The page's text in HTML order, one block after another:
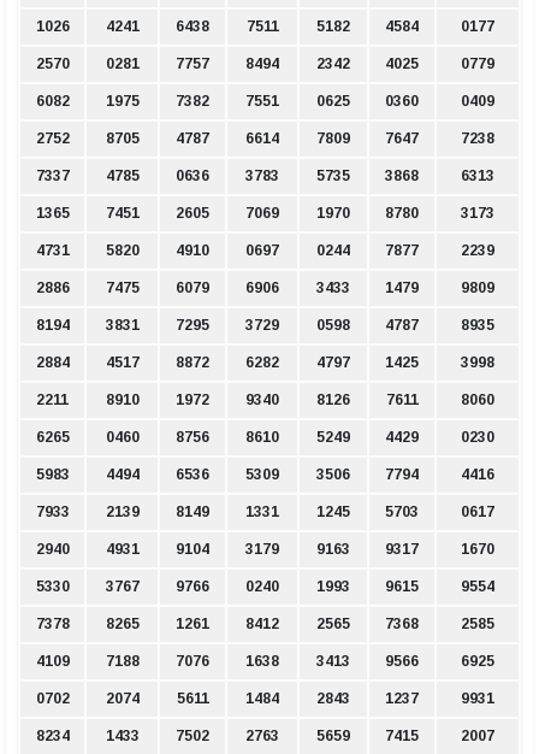
1026 4241 6438 7511 5182 4584 0177
2570 0281 7757 8494 2342 4025 0779
6082 1975 7382 7551 0625 0360 0409
2752 8705 4787 6614 7809 7647 7238
7337 4785 0636 3783 5735 3868 6313
1365 7451 2605 7069 1970 8780 3173
4731 5820 4910 0697 0244 7877 2239
2886 7475 6079 6906 3433 1479 9809
8194 3831 7295 3729 0598 4787 8935
2884 4517 8872 6282 4797 1425 3998
2211 8910 1972 9340 8126 7611 8060
6265 0460 8756 8610 5249 4429 0230
5983 4494 6536 5309 3506 7794 4416
7933 2139 8149 1331 1245 5703 0617
2940 4931 9104 3179 9163 9317 1670
5330 3767 9766 0240 1993 9615 9554
7378 8265 1261 8412 2565 7368 2585
4109 7188 7076 1638 3413 9566 6925
0702 2074 5611 1484 2843 1237 9931
8234 1433 7502 2763 5659 7415 2007